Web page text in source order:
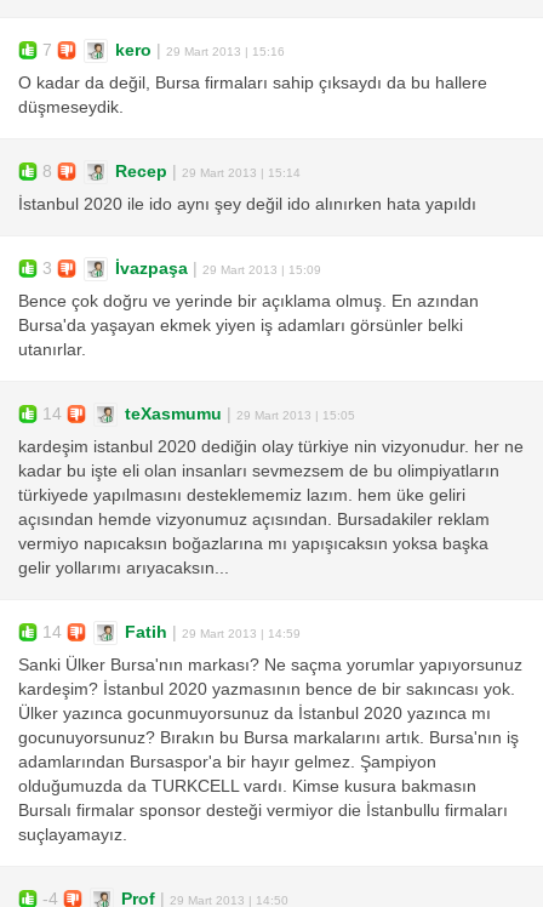
7 kero | 29 Mart 2013 | 15:16
O kadar da değil, Bursa firmaları sahip çıksaydı da bu hallere
düşmeseydik.
8 Recep | 29 Mart 2013 | 15:14
İstanbul 2020 ile ido aynı şey değil ido alınırken hata yapıldı
3 İvazpaşa | 29 Mart 2013 | 15:09
Bence çok doğru ve yerinde bir açıklama olmuş. En azından
Bursa'da yaşayan ekmek yiyen iş adamları görsünler belki
utanırlar.
14 teXasmumu | 29 Mart 2013 | 15:05
kardeşim istanbul 2020 dediğin olay türkiye nin vizyonudur. her ne
kadar bu işte eli olan insanları sevmezsem de bu olimpiyatların
türkiyede yapılmasını desteklememiz lazım. hem üke geliri
açısından hemde vizyonumuz açısından. Bursadakiler reklam
vermiyo napıcaksın boğazlarına mı yapışıcaksın yoksa başka
gelir yollarımı arıyacaksın...
14 Fatih | 29 Mart 2013 | 14:59
Sanki Ülker Bursa'nın markası? Ne saçma yorumlar yapıyorsunuz
kardeşim? İstanbul 2020 yazmasının bence de bir sakıncası yok.
Ülker yazınca gocunmuyorsunuz da İstanbul 2020 yazınca mı
gocunuyorsunuz? Bırakın bu Bursa markalarını artık. Bursa'nın iş
adamlarından Bursaspor'a bir hayır gelmez. Şampiyon
olduğumuzda da TURKCELL vardı. Kimse kusura bakmasın
Bursalı firmalar sponsor desteği vermiyor die İstanbullu firmaları
suçlayamayız.
-4 Prof | 29 Mart 2013 | 14:50